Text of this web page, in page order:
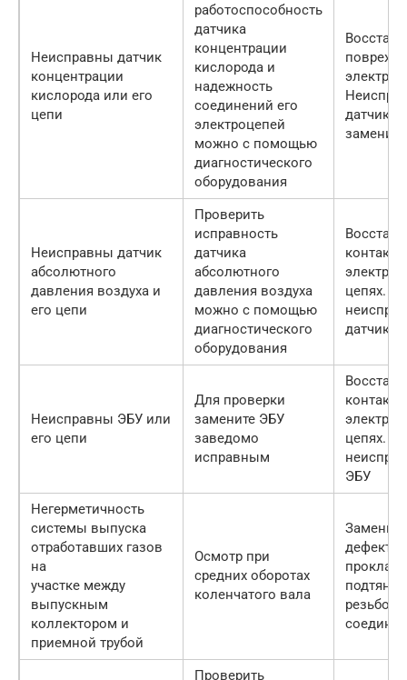
Неисправны датчик
концентрации
кислорода или его
цепи
работоспособность
датчика
концентрации
кислорода и
надежность
соединений его
электроцепей
можно с помощью
диагностического
оборудования
датчик
замените
Неисправны датчик
абсолютного
давления воздуха и
его цепи
Проверить
исправность
датчика
абсолютного
давления воздуха
можно с помощью
диагностического
оборудования
цепях.
датчик
Неисправны ЭБУ или
его цепи
Для проверки
замените ЭБУ
заведомо
исправным
цепях.
ЭБУ
Негерметичность
системы выпуска
отработавших газов
на
участке между
выпускным
коллектором и
приемной трубой
Осмотр при
средних оборотах
коленчатого вала
Замените
Проверить